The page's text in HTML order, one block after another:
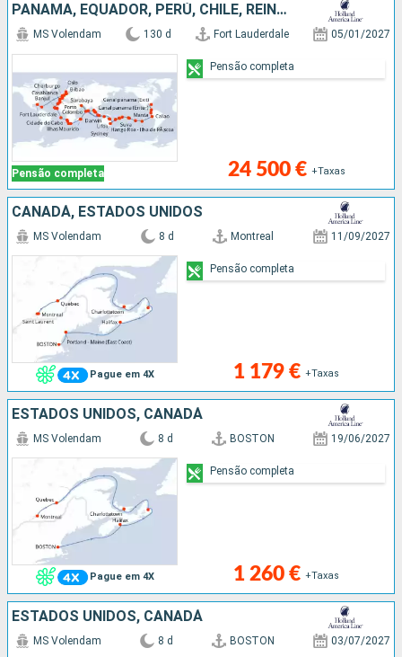
PANAMA, EQUADOR, PERÚ, CHILE, REINO UNIDO, FRANÇA, SAMOA, FIJI (ILHAS), NOVA CALEDÓNIA, AUSTRALIA, INDONÉSIA, SINGAPURA, MALÁSIA, TAILÂNDIA, SRI LANKA, MALDIVAS, MAURICE, AFRICA DO SUL, NAMÍBIA, SENEG
Pensão completa
MS Volendam 130 d Fort Lauderdale 05/01/2027
24 500 € +Taxas
Pensão completa
CANADÁ, ESTADOS UNIDOS
Pague em 4X
MS Volendam 8 d Montreal 11/09/2027
1 179 € +Taxas
Pensão completa
ESTADOS UNIDOS, CANADÁ
Pague em 4X
MS Volendam 8 d BOSTON 19/06/2027
1 260 € +Taxas
Pensão completa
ESTADOS UNIDOS, CANADÁ
MS Volendam 8 d BOSTON 03/07/2027